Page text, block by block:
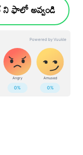
ఫాలో అవ్వండి